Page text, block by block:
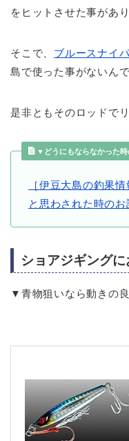
をヒットさせた事があり
そこで、 ブルースナイ
島で使った事がないんで
是非ともそのロッドで
▼どうにもならなかった時
［伊豆大島の釣果
と思わされた時のお
ショアジギング
▼青物狙いなら動きの